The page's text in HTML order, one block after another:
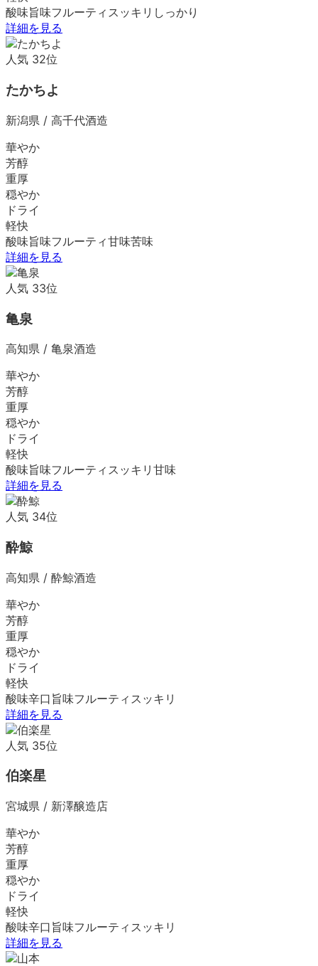
酸味旨味フルーティ スッキリ しっかり
詳細を見る
人気 32位
たかちよ
新潟県 / 高千代酒造
華やか
芳醇
重厚
穏やか
ドライ
軽快
酸味旨味フルーティ甘味苦味
詳細を見る
人気 33位
亀泉
高知県 / 亀泉酒造
華やか
芳醇
重厚
穏やか
ドライ
軽快
酸味旨味フルーティ スッキリ 甘味
詳細を見る
人気 34位
酔鯨
高知県 / 酔鯨酒造
華やか
芳醇
重厚
穏やか
ドライ
軽快
酸味辛口 旨味フルーティ スッキリ
詳細を見る
人気 35位
伯楽星
宮城県 / 新澤醸造店
華やか
芳醇
重厚
穏やか
ドライ
軽快
酸味辛口 旨味フルーティ スッキリ
詳細を見る